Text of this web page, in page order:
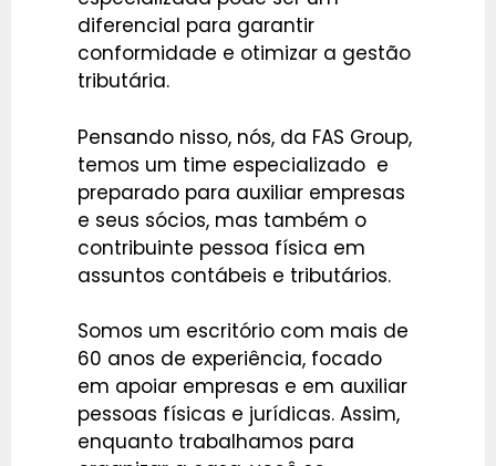
diferencial para garantir
conformidade e otimizar a gestão
tributária.
Pensando nisso, nós, da FAS Group,
temos um time especializado e
preparado para auxiliar empresas
e seus sócios, mas também o
contribuinte pessoa física em
assuntos contábeis e tributários.
Somos um escritório com mais de
60 anos de experiência, focado
em apoiar empresas e em auxiliar
pessoas físicas e jurídicas. Assim,
enquanto trabalhamos para